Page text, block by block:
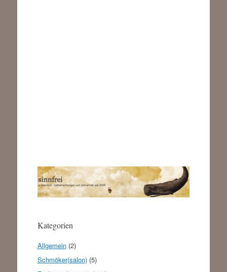
Kategorien
Allgemein(2)
Schmöker(salon)(5)